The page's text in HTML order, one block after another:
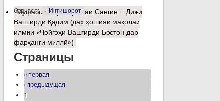
барчасп: Интишорот
Муфассалтаро Қалъаи Сангин – Дижи
Вашгирди Қадим (дар ҳошияи мақолаи
илмии «Ҷойгоҳи Вашгирди Бостон дар
фарҳанги миллӣ»)
Страницы
« первая
‹ предыдущая
1